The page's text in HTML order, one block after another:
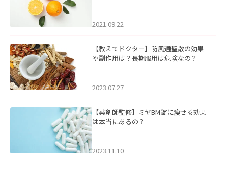
2021.09.22
【教えてドクター】防風通聖散の効果
や副作用は？長期服用は危険なの？
2023.07.27
【薬剤師監修】ミヤBM錠に痩せる効果
は本当にあるの？
2023.11.10